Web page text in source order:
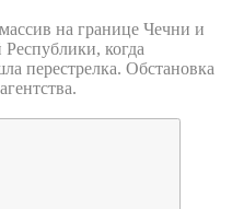
на границе Чечни и
когда
перестрелка. Обстановка